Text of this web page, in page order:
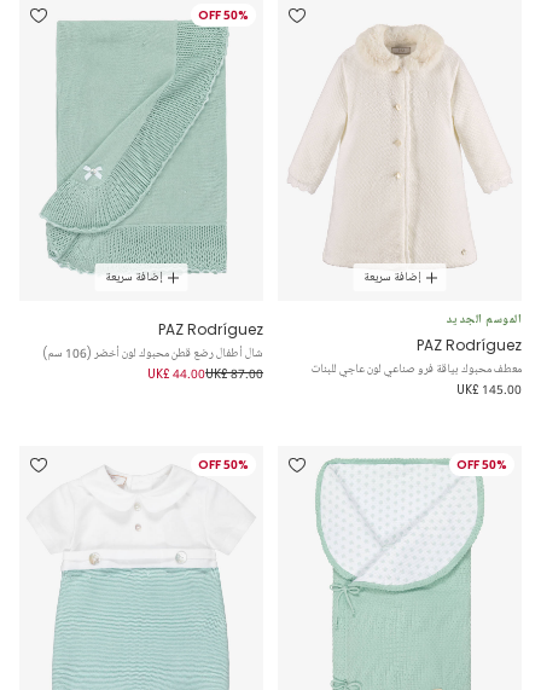
إضافة سريعة
الموسم الجديد
PAZ Rodríguez
معطف محبوك بياقة فرو صناعي لون عاجي للبنات
UK£ 145.00
50% OFF
إضافة سريعة
PAZ Rodríguez
شال أطفال رضع قطن محبوك لون أخضر (106 سم)
UK£ 87.00
UK£ 44.00
50% OFF
50% OFF